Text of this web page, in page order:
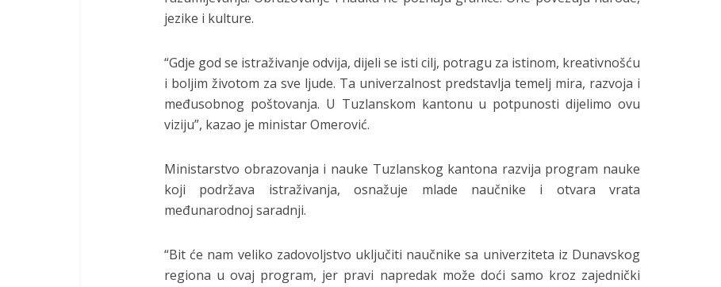
jezike i kulture.
“Gdje god se istraživanje odvija, dijeli se isti cilj, potragu za istinom, kreativnošću
i boljim životom za sve ljude. Ta univerzalnost predstavlja temelj mira, razvoja i
međusobnog poštovanja. U Tuzlanskom kantonu u potpunosti dijelimo ovu
viziju”, kazao je ministar Omerović.
Ministarstvo obrazovanja i nauke Tuzlanskog kantona razvija program nauke
koji podržava istraživanja, osnažuje mlade naučnike i otvara vrata
međunarodnoj saradnji.
“Bit će nam veliko zadovoljstvo uključiti naučnike sa univerziteta iz Dunavskog
regiona u ovaj program, jer pravi napredak može doći samo kroz zajednički